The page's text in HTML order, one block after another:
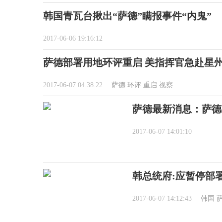
韩国青瓦台揪出“萨德”瞒报事件“内鬼”
2017-06-06 19:16:12
萨德部署用地环评重启 美指挥官急赴星
2017-06-07 04:38:22 萨德 环评 重启 视察
萨德最新消息：萨
2017-06-07 14:01:10
韩总统府:应暂停部
2017-06-07 14:12:43 韩国